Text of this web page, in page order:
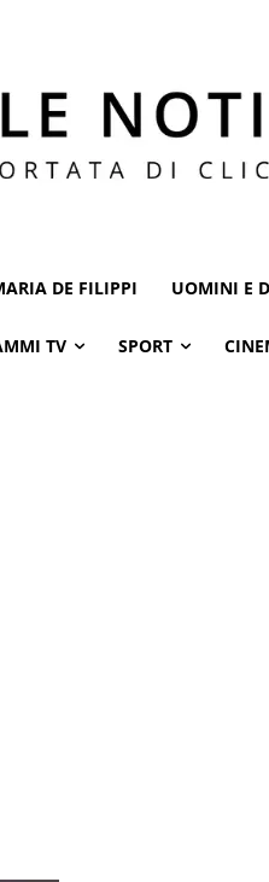
DE FILIPPI UOMINI E
TV SPORT